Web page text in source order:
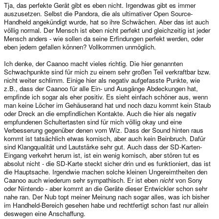
Tja, das perfekte Gerät gibt es eben nicht. Irgendwas gibt es immer
auszusetzen. Selbst die Pandora, die als ultimativer Open Source-
Handheld angekündigt wurde, hat so ihre Schwächen. Aber das ist auch
völlig normal. Der Mensch ist eben nicht perfekt und gleichzeitig ist jeder
Mensch anders - wie sollen da seine Erfindungen perfekt werden, oder
eben jedem gefallen können? Vollkommen unmöglich.
Ich denke, der Caanoo macht vieles richtig. Die hier genannten
Schwachpunkte sind für mich zu einem sehr großen Teil verkraftbar bzw.
nicht weiter schlimm. Einige hier als negativ aufgefasste Punkte, wie
z.B., dass der Caanoo für alle Ein- und Ausgänge Abdeckungen hat,
empfinde ich sogar als eher positiv. Es sieht einfach schöner aus, wenn
man keine Löcher im Gehäuserand hat und noch dazu kommt kein Staub
oder Dreck an die empfindlichen Kontakte. Auch die hier als negativ
empfundenen Schultertasten sind für mich völlig okay und eine
Verbesserung gegenüber denen vom Wiz. Dass der Sound hinten raus
kommt ist tatsächlich etwas komisch, aber auch kein Beinbruch. Dafür
sind Klangqualität und Lautstärke sehr gut. Auch dass der SD-Karten-
Eingang verkehrt herum ist, ist ein wenig komisch, aber stören tut es
absolut nicht - die SD-Karte steckt sicher drin und es funktioniert, das ist
die Hauptsache. Irgendwie machen solche kleinen Ungereimtheiten den
Caanoo auch wiederum sehr sympathisch. Er ist eben nicht von Sony
oder Nintendo - aber kommt an die Geräte dieser Entwickler schon sehr
nahe ran. Der Nub topt meiner Meinung nach sogar alles, was ich bisher
im Handheld-Bereich gesehen habe und rechtfertigt schon fast nur allein
deswegen eine Anschaffung.